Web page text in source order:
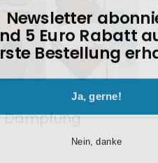
Dämpfung
Newsletter
5 Euro Rabatt
Bestellung
Ja, gerne!
Nein, danke